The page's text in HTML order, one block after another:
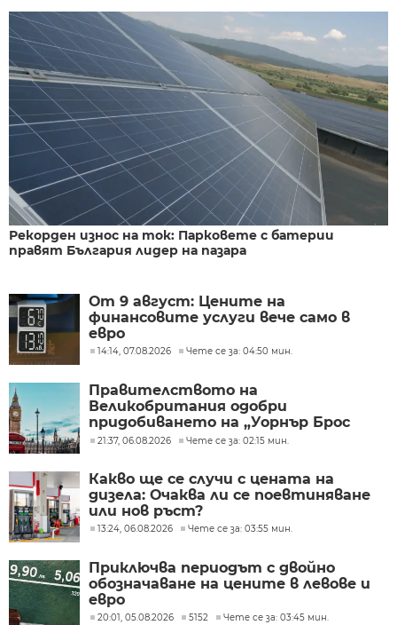
Рекорден износ на ток: Парковете с батерии
правят България лидер на пазара
От 9 август: Цените на
финансовите услуги вече само в
евро
14:14, 07.08.2026 Чете се за: 04:50 мин.
Правителството на
Великобритания одобри
придобиването на „Уорнър Брос
Дискавъри“ от „Парамаунт“ за 110
21:37, 06.08.2026 Чете се за: 02:15 мин.
Какво ще се случи с цената на
дизела: Очаква ли се поевтиняване
или нов ръст?
13:24, 06.08.2026 Чете се за: 03:55 мин.
Приключва периодът с двойно
обозначаване на цените в левове и
евро
20:01, 05.08.2026 5152 Чете се за: 03:45 мин.